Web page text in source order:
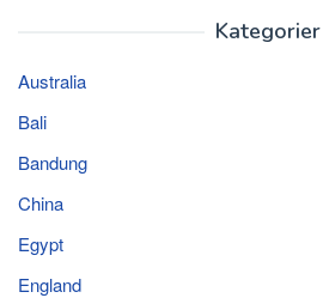
Kategorier
Australia
Bali
Bandung
China
Egypt
England